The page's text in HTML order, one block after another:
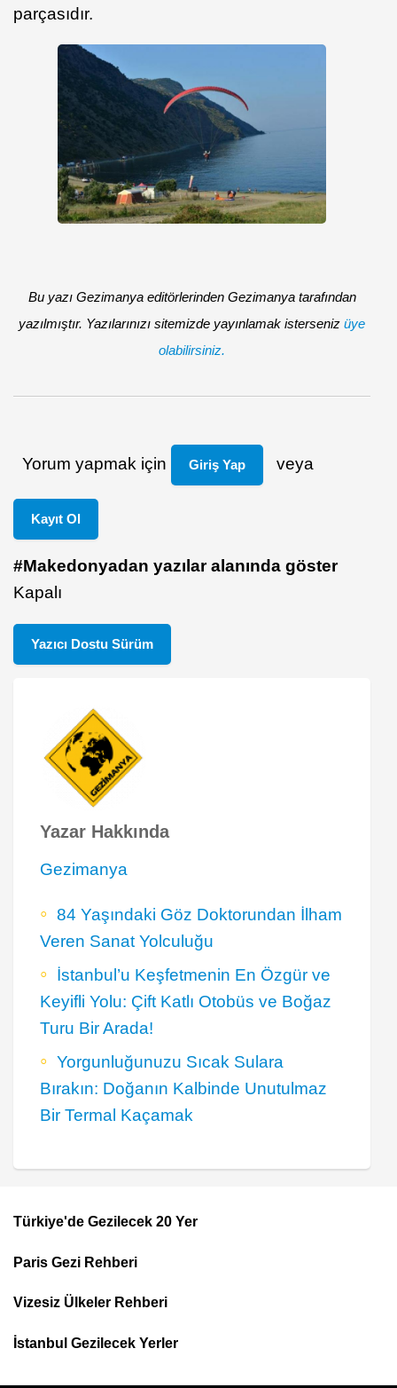
parçasıdır.
Bu yazı Gezimanya editörlerinden Gezimanya tarafından
yazılmıştır. Yazılarınızı sitemizde yayınlamak isterseniz üye
olabilirsiniz.
Yorum yapmak için Giriş Yap veya
Kayıt Ol
#Makedonyadan yazılar alanında göster
Kapalı
Yazıcı Dostu Sürüm
Yazar Hakkında
Gezimanya
84 Yaşındaki Göz Doktorundan İlham
Veren Sanat Yolculuğu
İstanbul’u Keşfetmenin En Özgür ve
Keyifli Yolu: Çift Katlı Otobüs ve Boğaz
Turu Bir Arada!
Yorgunluğunuzu Sıcak Sulara
Bırakın: Doğanın Kalbinde Unutulmaz
Bir Termal Kaçamak
Footer
Top
Menu
Türkiye'de Gezilecek 20 Yer
Paris Gezi Rehberi
Vizesiz Ülkeler Rehberi
İstanbul Gezilecek Yerler